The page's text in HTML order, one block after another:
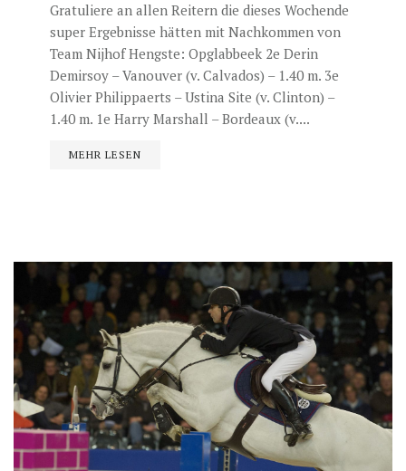
Gratuliere an allen Reitern die dieses Wochende
super Ergebnisse hätten mit Nachkommen von
Team Nijhof Hengste: Opglabbeek 2e Derin
Demirsoy – Vanouver (v. Calvados) – 1.40 m. 3e
Olivier Philippaerts – Ustina Site (v. Clinton) –
1.40 m. 1e Harry Marshall – Bordeaux (v....
MEHR LESEN